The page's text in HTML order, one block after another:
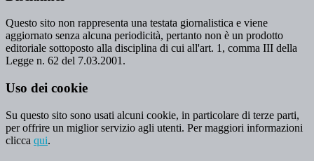
Questo sito non rappresenta una testata giornalistica e viene
aggiornato senza alcuna periodicità, pertanto non è un prodotto
editoriale sottoposto alla disciplina di cui all'art. 1, comma III della
Legge n. 62 del 7.03.2001.
Uso dei cookie
Su questo sito sono usati alcuni cookie, in particolare di terze parti,
per offrire un miglior servizio agli utenti. Per maggiori informazioni
clicca qui.